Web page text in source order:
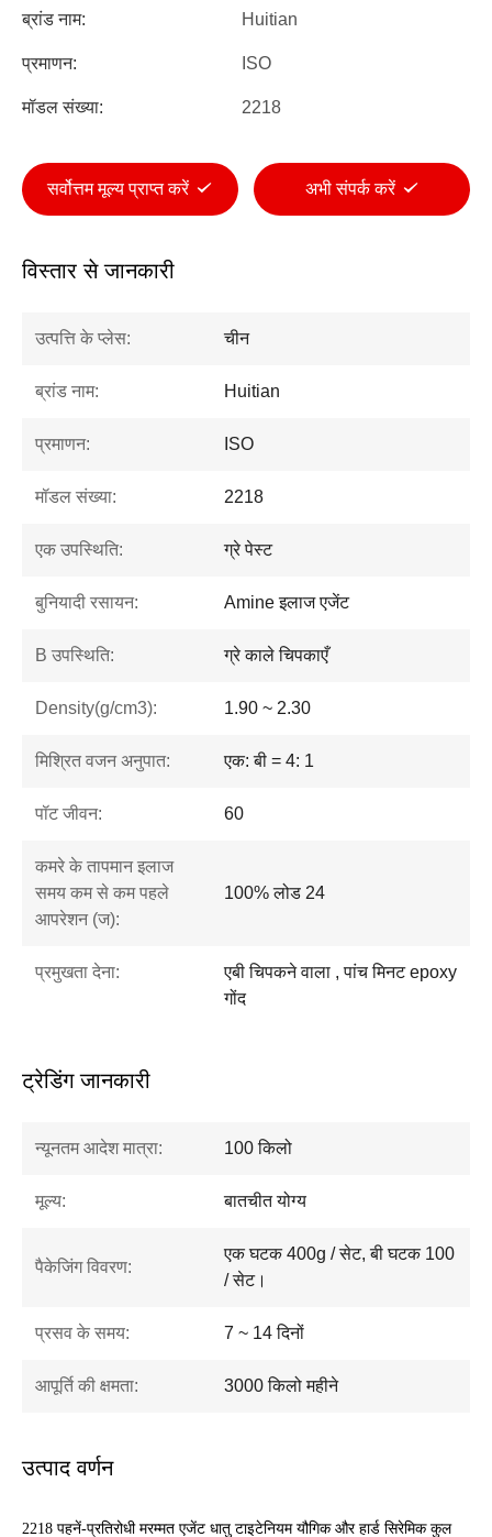
ब्रांड नाम: Huitian
प्रमाणन: ISO
मॉडल संख्या: 2218
सर्वोत्तम मूल्य प्राप्त करें अभी संपर्क करें
विस्तार से जानकारी
उत्पत्ति के प्लेस: चीन
ब्रांड नाम: Huitian
प्रमाणन: ISO
मॉडल संख्या: 2218
एक उपस्थिति: ग्रे पेस्ट
बुनियादी रसायन: Amine इलाज एजेंट
B उपस्थिति: ग्रे काले चिपकाएँ
Density(g/cm3): 1.90 ~ 2.30
मिश्रित वजन अनुपात: एक: बी = 4: 1
पॉट जीवन: 60
कमरे के तापमान इलाज
समय कम से कम पहले
आपरेशन (ज):
100% लोड 24
प्रमुखता देना:
एबी चिपकने वाला , पांच मिनट epoxy
गोंद
ट्रेडिंग जानकारी
न्यूनतम आदेश मात्रा: 100 किलो
मूल्य: बातचीत योग्य
पैकेजिंग विवरण:
एक घटक 400g / सेट, बी घटक 100
/ सेट।
प्रसव के समय: 7 ~ 14 दिनों
आपूर्ति की क्षमता: 3000 किलो महीने
उत्पाद वर्णन
2218 पहनें-प्रतिरोधी मरम्मत एजेंट धातु टाइटेनियम यौगिक और हार्ड सिरेमिक कुल